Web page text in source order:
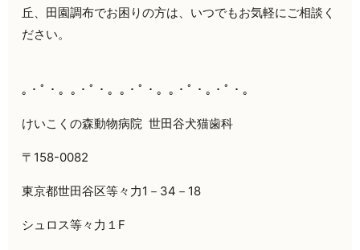
丘、田園調布でお困りの方は、いつでもお気軽にご相談く
ださい。
｡・ﾟ・。｡・ﾟ・。｡・ﾟ・。｡・ﾟ・｡・ﾟ・。
けいこくの森動物病院 世田谷犬猫歯科
〒158-0082
東京都世田谷区等々力1－34－18
シュロス等々力１F